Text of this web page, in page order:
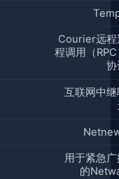
Courier远程
程调用（
协
互联网中继
用于紧急
的